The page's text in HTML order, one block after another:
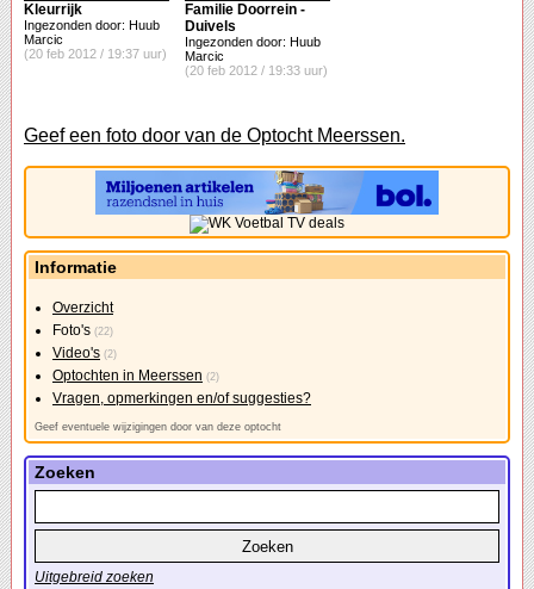
Kleurrijk
Ingezonden door: Huub
Marcic
(20 feb 2012 / 19:37 uur)
Familie Doorrein -
Duivels
Ingezonden door: Huub
Marcic
(20 feb 2012 / 19:33 uur)
Geef een foto door van de Optocht Meerssen.
Informatie
Overzicht
Foto's (22)
Video's (2)
Optochten in Meerssen (2)
Vragen, opmerkingen en/of suggesties?
Geef eventuele wijzigingen door van deze optocht
Zoeken
Uitgebreid zoeken